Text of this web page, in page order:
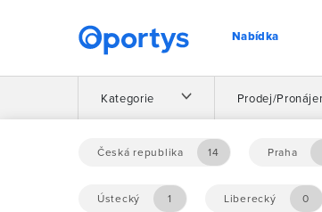
Nabídka
Kategorie Prodej/
Česká republika 14 Praha
Ústecký 1 Liberecký 0
Domů Nabídka
50 100